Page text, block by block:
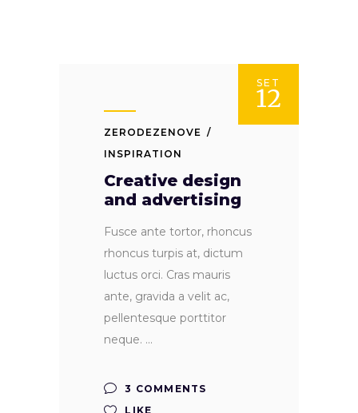
SET
12
ZERODEZENOVE
INSPIRATION
Creative design
and advertising
Fusce ante tortor, rhoncus
rhoncus turpis at, dictum
luctus orci. Cras mauris
ante, gravida a velit ac,
pellentesque porttitor
neque.
3 COMMENTS
LIKE